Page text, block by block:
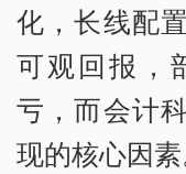
化，长线配
可观回报，
亏，而会计
现的核心因素